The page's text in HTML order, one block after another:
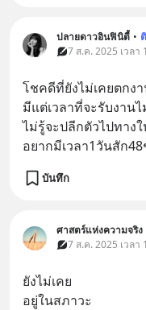
ปลายดาวอินฟินิตี้ •
7 ส.ค. 2025 เวลา
โชคดีที่ยังไม่เคยตกงา
มีแต่เวลาที่จะรับงาน
ไม่รู้จะปลีกตัวไปทาง
อยากมีเวลา1วันสัก
บันทึก
ศาสตร์แห่งความจริง
7 ส.ค. 2025 เวลา
ยังไม่เคย
อยู่ในสภาวะ